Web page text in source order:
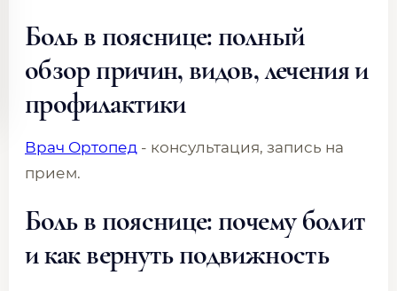
Боль в пояснице: полный
обзор причин, видов, лечения и
профилактики
Врач Ортопед - консультация, запись на
прием.
Боль в пояснице: почему болит
и как вернуть подвижность